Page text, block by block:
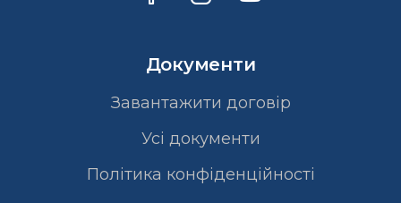
Документи
Завантажити договір
Усі документи
Політика конфіденційності